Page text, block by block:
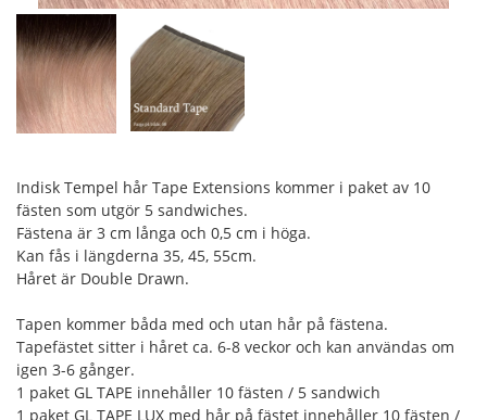
Indisk Tempel hår Tape Extensions kommer i paket av 10
fästen som utgör 5 sandwiches.
Fästena är 3 cm långa och 0,5 cm i höga.
Kan fås i längderna 35, 45, 55cm.
Håret är Double Drawn.
Tapen kommer båda med och utan hår på fästena.
Tapefästet sitter i håret ca. 6-8 veckor och kan användas om
igen 3-6 gånger.
1 paket GL TAPE innehåller 10 fästen / 5 sandwich
1 paket GL TAPE LUX med hår på fästet innehåller 10 fästen /